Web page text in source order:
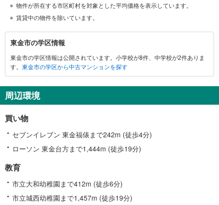
物件が所在する市区町村を対象とした平均価格を表示しています。
賃貸中の物件を除いています。
東
金
市
に
す
る
報
東金市の学区情報
東金市の学区情報は公開されています。小学校が8件、中学校が2件ありま
す。 東金市の学区から中古マンションを探す
周辺環境
買い物
セブンイレブン 東金福俵まで242m (徒歩4分)
ローソン 東金台方まで1,444m (徒歩19分)
教育
市立大和幼稚園まで412m (徒歩6分)
市立城西幼稚園まで1,457m (徒歩19分)